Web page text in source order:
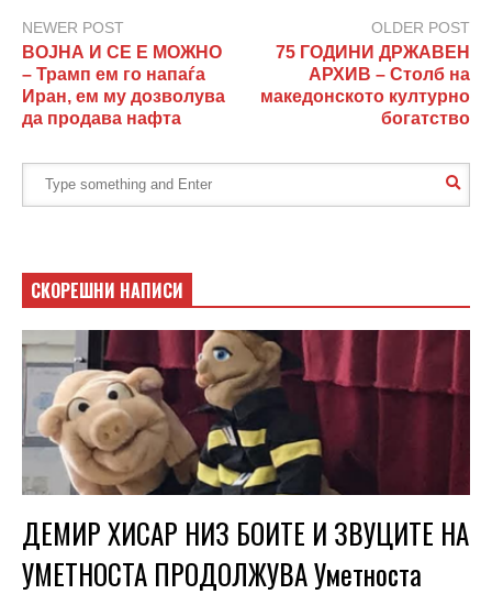
NEWER POST
ВОЈНА И СЕ Е МОЖНО
– Трамп ем го напаѓа
Иран, ем му дозволува
да продава нафта
OLDER POST
75 ГОДИНИ ДРЖАВЕН
АРХИВ – Столб на
македонското културно
богатство
СКОРЕШНИ НАПИСИ
ДЕМИР ХИСАР НИЗ БОИТЕ И ЗВУЦИТЕ НА
УМЕТНОСТА ПРОДОЛЖУВА Уметноста